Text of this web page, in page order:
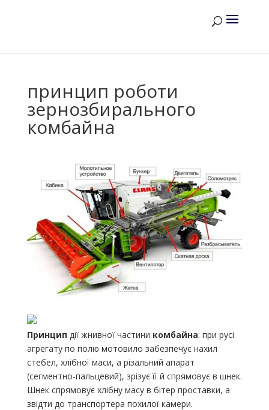
принцип роботи
зернозбирального
комбайна
Принцип дії жнивної частини комбайна: при русі
агрегату по полю мотовило забезпечує нахил
стебел, хлібної маси, а різальний апарат
(сегментно-пальцевий), зрізує її й спрямовує в шнек.
Шнек спрямовує хлібну масу в бітер проставки, а
звідти до транспортера похилої камери.